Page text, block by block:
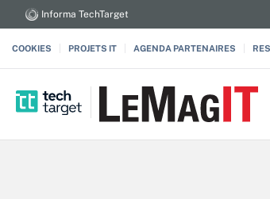
Informa TechTarget
COOKIES PROJETS IT AGENDA PARTENAIRES